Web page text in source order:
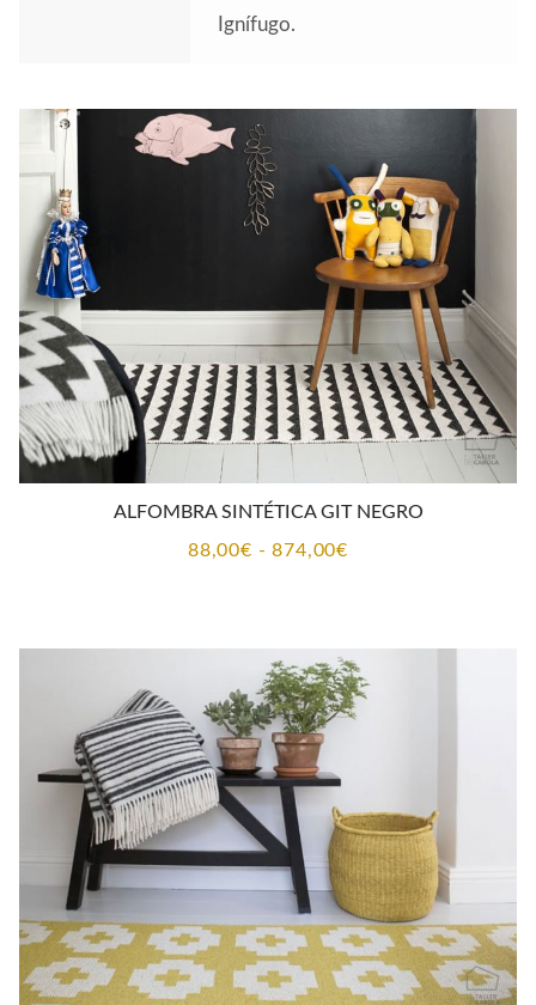
Ignífugo.
ALFOMBRA SINTÉTICA GIT NEGRO
88,00€ - 874,00€Rango
desde
88,00€
hasta